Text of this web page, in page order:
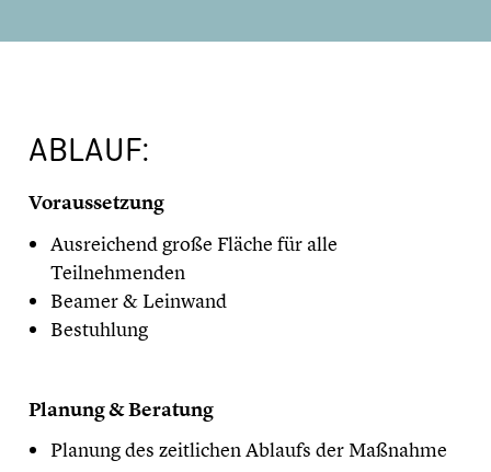
ABLAUF:
Voraussetzung
Ausreichend große Fläche für alle
Teilnehmenden
Beamer & Leinwand
Bestuhlung
Planung & Beratung
Planung des zeitlichen Ablaufs der Maßnahme